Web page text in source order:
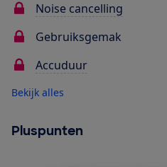
Noise cancelling
Gebruiksgemak
Accuduur
Bekijk alles
Pluspunten